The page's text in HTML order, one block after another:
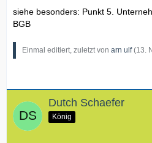
siehe besonders: Punkt 5.
BGB
Einmal editiert, zuletzt von arn ulf(13.
Dutch Schaefer
König